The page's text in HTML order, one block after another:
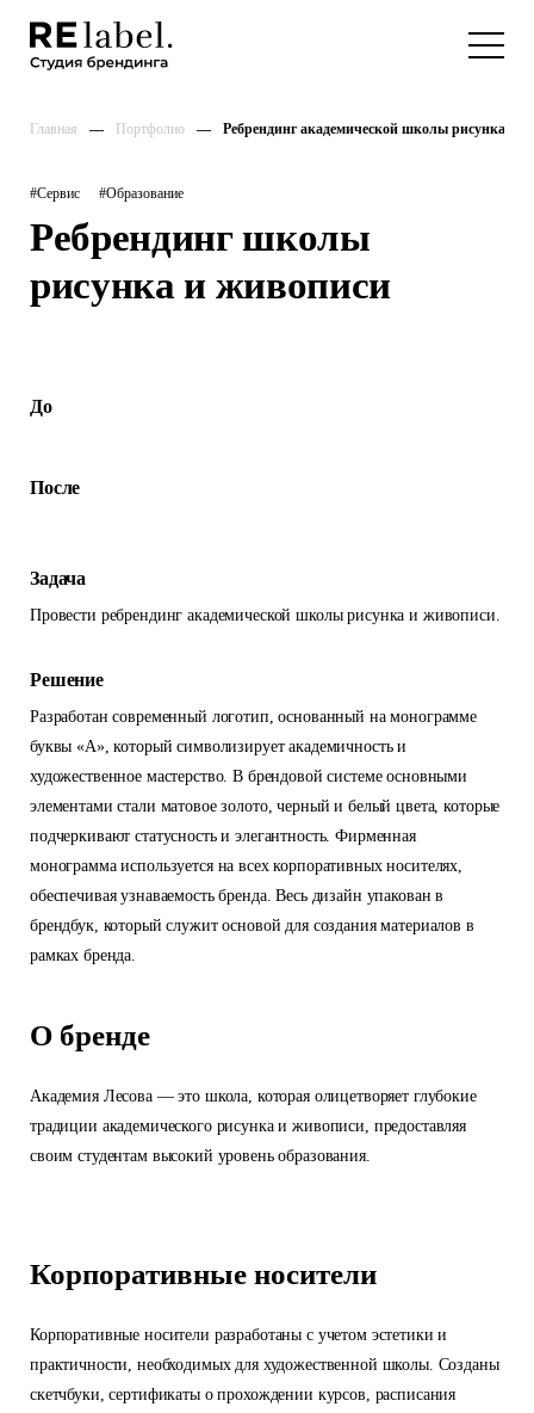
Главная Портфолио Ребрендинг академической школы рисунка и
#Сервис #Образование
Ребрендинг школы
рисунка и живописи
До
После
Задача
Провести ребрендинг академической школы рисунка и живописи.
Решение
Разработан современный логотип, основанный на монограмме
буквы «А», который символизирует академичность и
художественное мастерство. В брендовой системе основными
элементами стали матовое золото, черный и белый цвета, которые
подчеркивают статусность и элегантность. Фирменная
монограмма используется на всех корпоративных носителях,
обеспечивая узнаваемость бренда. Весь дизайн упакован в
брендбук, который служит основой для создания материалов в
рамках бренда.
О бренде
Академия Лесова — это школа, которая олицетворяет глубокие
традиции академического рисунка и живописи, предоставляя
своим студентам высокий уровень образования.
Корпоративные носители
Корпоративные носители разработаны с учетом эстетики и
практичности, необходимых для художественной школы. Созданы
скетчбуки, сертификаты о прохождении курсов, расписания